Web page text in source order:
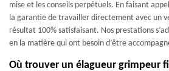
mise et les conseils perpétuels. En faisant
la garantie de travailler directement avec un
résultat 100% satisfaisant. Nos prestations
en la matière qui ont besoin d’être
Où trouver un élagueur grimpeur